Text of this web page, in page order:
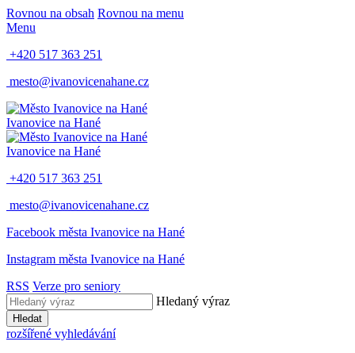
Rovnou na obsah Rovnou na menu
Menu
+420 517 363 251
mesto@ivanovicenahane.cz
Ivanovice na Hané
Ivanovice na Hané
+420 517 363 251
mesto@ivanovicenahane.cz
Facebook města Ivanovice na Hané
Instagram města Ivanovice na Hané
RSS Verze pro seniory
Hledaný výraz
Hledat
rozšířené vyhledávání